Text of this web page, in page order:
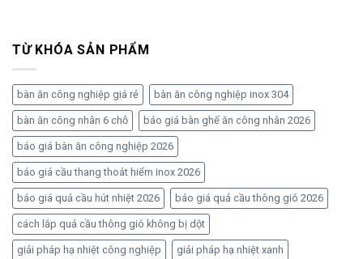
TỪ KHÓA SẢN PHẨM
bàn ăn công nghiệp giá rẻ bàn ăn công nghiệp inox 304
bàn ăn công nhân 6 chỗ báo giá bàn ghế ăn công nhân 2026
báo giá bàn ăn công nghiệp 2026
báo giá cầu thang thoát hiểm inox 2026
báo giá quả cầu hút nhiệt 2026 báo giá quả cầu thông gió 2026
cách lắp quả cầu thông gió không bị dột
giải pháp hạ nhiệt công nghiệp giải pháp hạ nhiệt xanh